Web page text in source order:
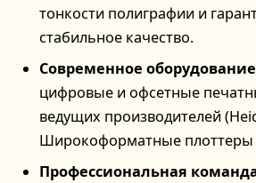
тонкости полиграфии и
стабильное качество.
Современное
цифровые и офсетные
ведущих производителей
Широкоформатные плоттеры
Профессиональная